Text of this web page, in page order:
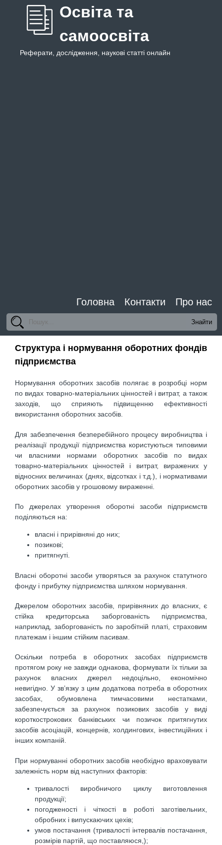
Освіта та
самоосвіта
Реферати, дослідження, наукові статті онлайн
Головна Контакти Про нас
Структура і нормування оборотних фондів
підприємства
Нормування оборотних засобів полягає в розробці норм
по видах товарно-матеріальних цінностей і витрат, а також
заходів, що сприяють підвищенню ефективності
використання оборотних засобів.
Для забезпечення безперебійного процесу виробництва і
реалізації продукції підприємства користуються типовими
чи власними нормами оборотних засобів по видах
товарно-матеріальних цінностей і витрат, виражених у
відносних величинах (днях, відсотках і т.д.), і нормативами
оборотних засобів у грошовому вираженні.
По джерелах утворення оборотні засоби підприємств
поділяються на:
власні і прирівняні до них;
позикові;
притягнуті.
Власні оборотні засоби утворяться за рахунок статутного
фонду і прибутку підприємства шляхом нормування.
Джерелом оборотних засобів, прирівняних до власних, є
стійка кредиторська заборгованість підприємства,
наприклад, заборгованість по заробітній платі, страховим
платежам і іншим стійким пасивам.
Оскільки потреба в оборотних засобах підприємств
протягом року не завжди однакова, формувати їх тільки за
рахунок власних джерел недоцільно, економічно
невигідно. У зв’язку з цим додаткова потреба в оборотних
засобах, обумовлена тимчасовими нестатками,
забезпечується за рахунок позикових засобів у виді
короткострокових банківських чи позичок притягнутих
засобів асоціацій, концернів, холдингових, інвестиційних і
інших компаній.
При нормуванні оборотних засобів необхідно враховувати
залежність норм від наступних факторів:
тривалості виробничого циклу виготовлення
продукції;
погодженості і чіткості в роботі заготівельних,
обробних і випускаючих цехів;
умов постачання (тривалості інтервалів постачання,
розмірів партій, що поставляюся,);